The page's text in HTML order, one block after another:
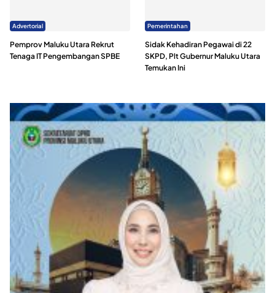
Advertorial
Pemprov Maluku Utara Rekrut
Tenaga IT Pengembangan SPBE
Pemerintahan
Sidak Kehadiran Pegawai di 22
SKPD, Plt Gubernur Maluku Utara
Temukan Ini